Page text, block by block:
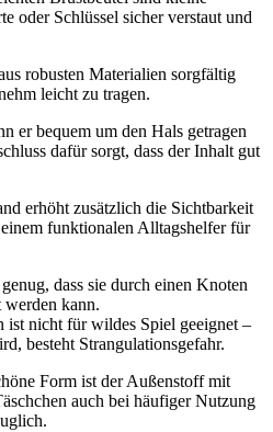
oder Schlüssel sicher verstaut und
robusten Materialien sorgfältig
leicht zu tragen.
er bequem um den Hals getragen
dafür sorgt, dass der Inhalt gut
erhöht zusätzlich die Sichtbarkeit
funktionalen Alltagshelfer für
dass sie durch einen Knoten
werden kann.
ist nicht für wildes Spiel geeignet –
besteht Strangulationsgefahr.
Form ist der Außenstoff mit
auch bei häufiger Nutzung